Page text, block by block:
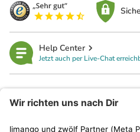
Help Center
Jetzt auch per Live-Chat